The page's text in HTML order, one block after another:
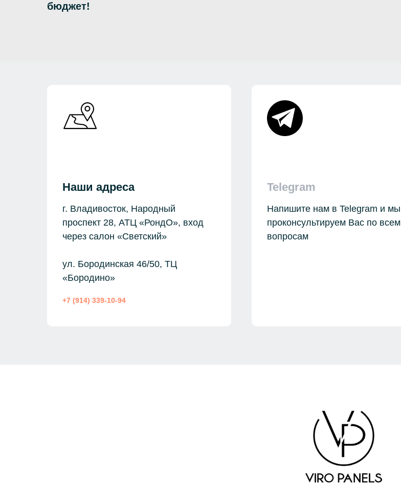
бюджет!
Наши адреса
г. Владивосток, Народный
проспект 28, АТЦ «РондО», вход
через салон «Светский»
ул. Бородинская 46/50, ТЦ
«Бородино»
+7 (914) 339-10-94
Telegram
Напишите нам в Telegram и мы
проконсультируем Вас по всем
вопросам